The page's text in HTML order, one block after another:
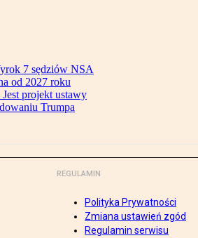
7 sędziów NSA
od 2027 roku
projekt ustawy
Trumpa
REGULAMIN
Polityka Prywatności
Zmiana ustawień zgód
Regulamin serwisu